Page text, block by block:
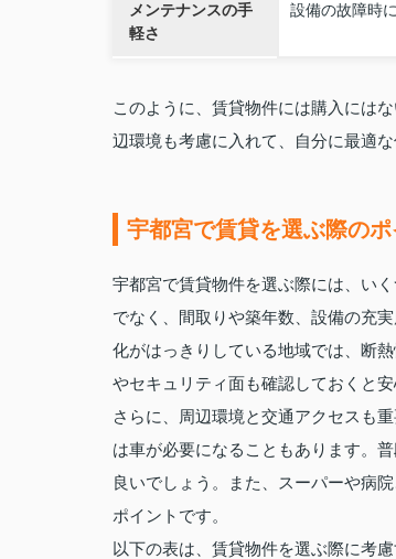
メンテナンスの手
軽さ
設備の故障時
このように、賃貸物件には購入には
辺環境も考慮に入れて、自分に最適
宇都宮で賃貸を選ぶ際のポ
宇都宮で賃貸物件を選ぶ際には、い
でなく、間取りや築年数、設備の充
化がはっきりしている地域では、断
やセキュリティ面も確認しておくと安
さらに、周辺環境と交通アクセスも
は車が必要になることもあります。
良いでしょう。また、スーパーや病
ポイントです。
以下の表は、賃貸物件を選ぶ際に考